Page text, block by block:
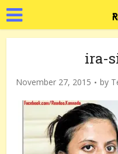
ira-
November 27, 2015 by